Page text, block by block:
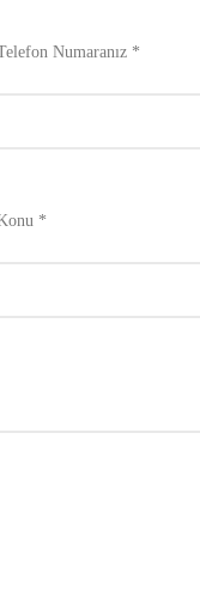
Numaranız *
*